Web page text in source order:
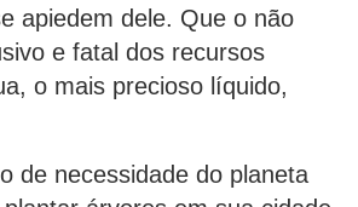
apiedem dele. Que o não
e fatal dos recursos
o mais precioso líquido,
necessidade do planeta